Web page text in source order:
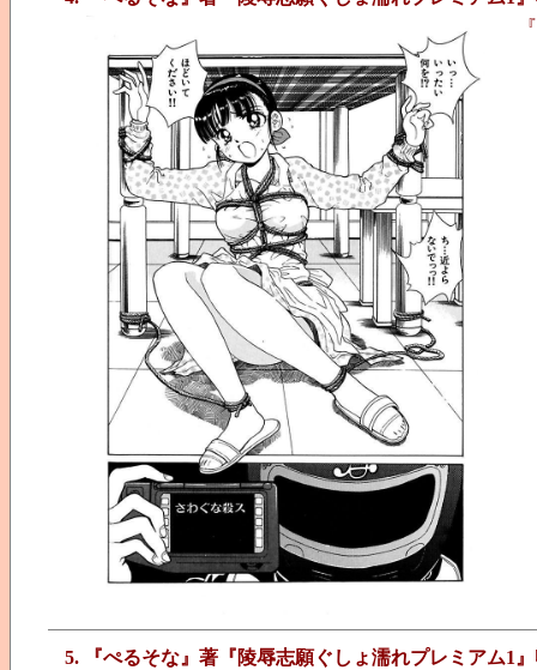
5. 『ぺるそな』著『陵辱志願ぐしょ濡れプレミアム1